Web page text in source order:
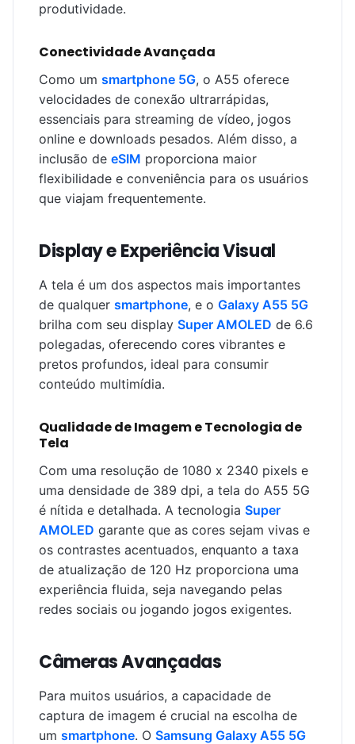
produtividade.
Conectividade Avançada
Como um smartphone 5G, o A55 oferece
velocidades de conexão ultrarrápidas,
essenciais para streaming de vídeo, jogos
online e downloads pesados. Além disso, a
inclusão de eSIM proporciona maior
flexibilidade e conveniência para os usuários
que viajam frequentemente.
Display e Experiência Visual
A tela é um dos aspectos mais importantes
de qualquer smartphone, e o Galaxy A55 5G
brilha com seu display Super AMOLED de 6.6
polegadas, oferecendo cores vibrantes e
pretos profundos, ideal para consumir
conteúdo multimídia.
Qualidade de Imagem e Tecnologia de
Tela
Com uma resolução de 1080 x 2340 pixels e
uma densidade de 389 dpi, a tela do A55 5G
é nítida e detalhada. A tecnologia Super
AMOLED garante que as cores sejam vivas e
os contrastes acentuados, enquanto a taxa
de atualização de 120 Hz proporciona uma
experiência fluida, seja navegando pelas
redes sociais ou jogando jogos exigentes.
Câmeras Avançadas
Para muitos usuários, a capacidade de
captura de imagem é crucial na escolha de
um smartphone. O Samsung Galaxy A55 5G